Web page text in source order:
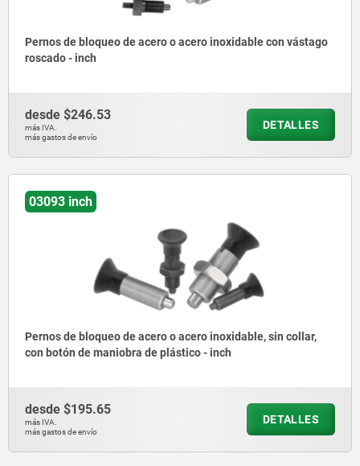
Pernos de bloqueo de acero o acero inoxidable con vástago
roscado - inch
desde $246.53
más IVA.
más gastos de envío
DETALLES
03093 inch
Pernos de bloqueo de acero o acero inoxidable, sin collar,
con botón de maniobra de plástico - inch
desde $195.65
más IVA.
más gastos de envío
DETALLES